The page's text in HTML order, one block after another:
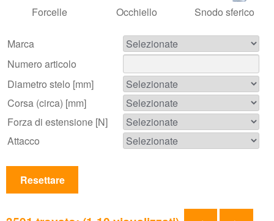
Forcelle Occhiello Snodo sferico
Marca
Numero articolo
Diametro stelo [mm]
Corsa (circa) [mm]
Forza di estensione [N]
Attacco
Resettare